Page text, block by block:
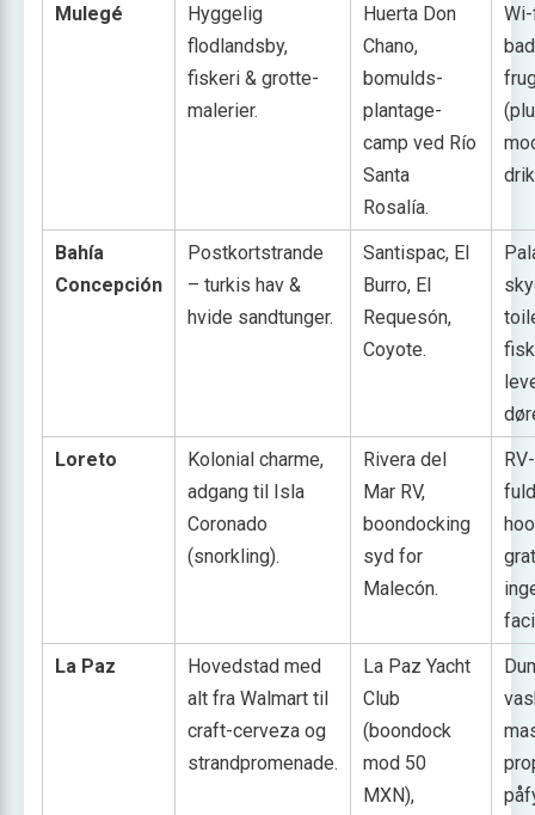
Mulegé
Hyggelig
flodlandsby,
fiskeri & grotte­
malerier.
Huerta Don
Chano,
bomulds-
plantage-
camp ved Río
Santa
Rosalía.
Bahía
Concepción
Postkortstrande
– turkis hav &
hvide sandtunger.
Santispac, El
Burro, El
Requesón,
Coyote.
Loreto
Kolonial charme,
adgang til Isla
Coronado
(snorkling).
Rivera del
Mar RV,
boondocking
syd for
Malecón.
La Paz
Hovedstad med
alt fra Walmart til
craft-cerveza og
strandpromenade.
La Paz Yacht
Club
(boondock
mod 50
MXN),